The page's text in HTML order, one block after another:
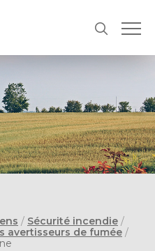
/ Sécurité incendie /
avertisseurs de fumée /